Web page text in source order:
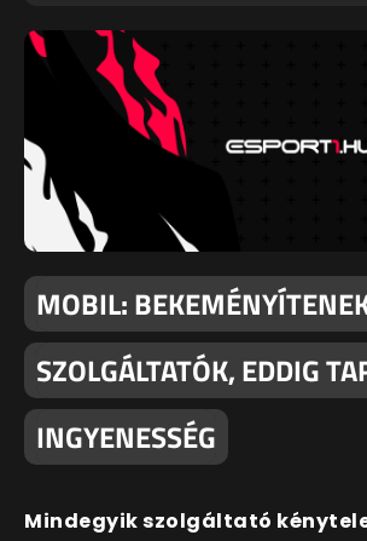
MOBIL:
SZOLGÁLTATÓK, EDDIG
INGYENESSÉG
Mindegyik szolgáltató